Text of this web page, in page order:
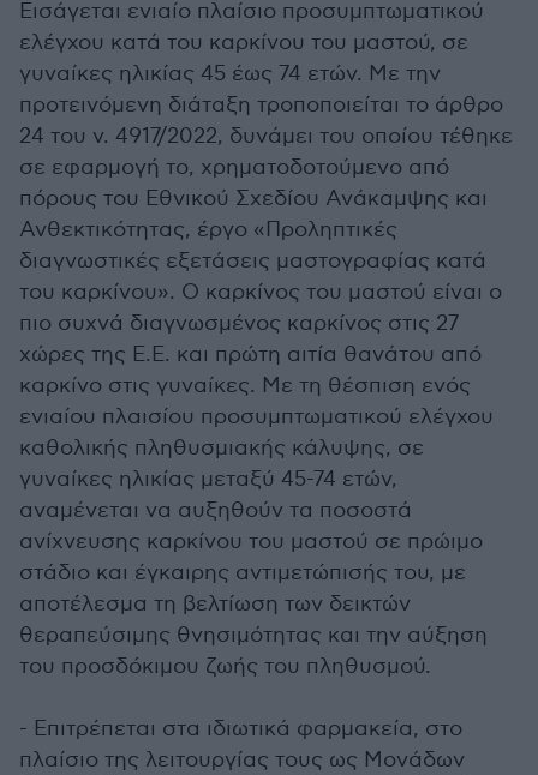
Εισάγεται ενιαίο πλαίσιο προσυμπτωματικού
ελέγχου κατά του καρκίνου του μαστού, σε
γυναίκες ηλικίας 45 έως 74 ετών. Με την
προτεινόμενη διάταξη τροποποιείται το άρθρο
24 του ν. 4917/2022, δυνάμει του οποίου τέθηκε
σε εφαρμογή το, χρηματοδοτούμενο από
πόρους του Εθνικού Σχεδίου Ανάκαμψης και
Ανθεκτικότητας, έργο «Προληπτικές
διαγνωστικές εξετάσεις μαστογραφίας κατά
του καρκίνου». Ο καρκίνος του μαστού είναι ο
πιο συχνά διαγνωσμένος καρκίνος στις 27
χώρες της Ε.Ε. και πρώτη αιτία θανάτου από
καρκίνο στις γυναίκες. Με τη θέσπιση ενός
ενιαίου πλαισίου προσυμπτωματικού ελέγχου
καθολικής πληθυσμιακής κάλυψης, σε
γυναίκες ηλικίας μεταξύ 45-74 ετών,
αναμένεται να αυξηθούν τα ποσοστά
ανίχνευσης καρκίνου του μαστού σε πρώιμο
στάδιο και έγκαιρης αντιμετώπισής του, με
αποτέλεσμα τη βελτίωση των δεικτών
θεραπεύσιμης θνησιμότητας και την αύξηση
του προσδόκιμου ζωής του πληθυσμού.
- Επιτρέπεται στα ιδιωτικά φαρμακεία, στο
πλαίσιο της λειτουργίας τους ως Μονάδων